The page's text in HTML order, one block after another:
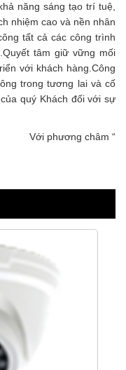
năng sáng tạo trí tuệ,
nhiệm cao và nền nhân
tất cả các công trình
tâm giữ vững mối
với khách hàng.Công
trong tương lai và cố
quý Khách đối với sự
châm “